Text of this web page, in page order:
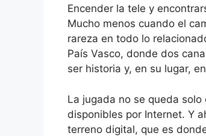
Encender la tele y
Mucho menos cuando el
rareza en todo lo
País Vasco, donde dos
ser historia y, en su lugar,
La jugada no se queda
disponibles por Internet. Y
terreno digital, que es